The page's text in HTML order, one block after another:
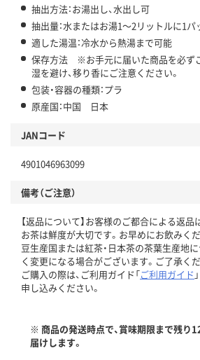
抽出方法：お湯出し、水出し可
抽出量：水またはお湯1～2リットルに1パ
適した湯温：冷水から熱湯まで可能
保存方法 ※お手元に届いた商品を必ず
湿を避け、移り香にご注意ください。
包装・容器の種類：プラ
原産国：中国 日本
JANコード
4901046963099
備考（ご注意）
【返品について】お客様のご都合による返品
お茶は鮮度が大切です。お早めにお飲みく
豆生産国または紅茶・日本茶の茶葉生産地
く変更になる場合がございます。ご了承くだ
ご購入の際は、ご利用ガイド「ご利用ガイド
申し込みください。
※ 商品の発送時点で、賞味期限まで残り
届けします。